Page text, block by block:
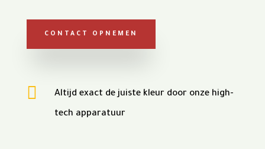
CONTACT OPNEMEN

Altijd exact de juiste kleur door onze high-
tech apparatuur